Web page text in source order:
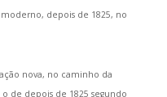
depois de 1825, no
nova, no caminho da
de depois de 1825 segundo